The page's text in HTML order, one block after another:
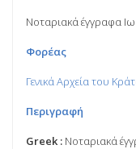
Νοταριακά έγγραφα
Φορέας
Γενικά Αρχεία του
Περιγραφή
Greek : Νοταριακά